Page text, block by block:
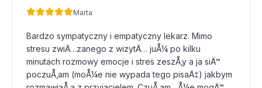
Marta
Bardzo sympatyczny i empatyczny lekarz. Mimo
stresu zwiÄ…zanego z wizytÄ… juÅ¼ po kilku
minutach rozmowy emocje i stres zeszÅ‚y a ja siÄ™
poczuÅ‚am (moÅ¼e nie wypada tego pisaÄ‡) jakbym